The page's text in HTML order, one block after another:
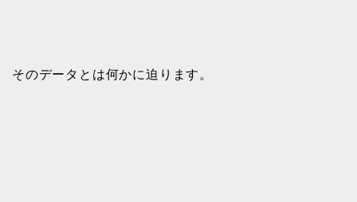
そのデータとは何かに迫ります。